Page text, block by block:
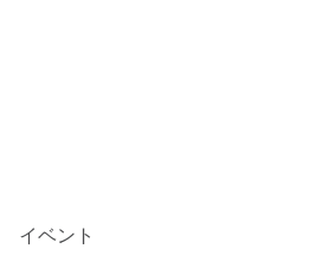
イベント